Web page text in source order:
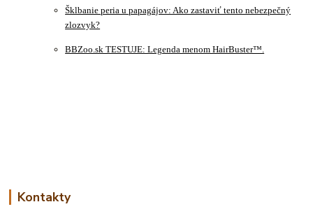
Šklbanie peria u papagájov: Ako zastaviť tento nebezpečný
zlozvyk?
BBZoo.sk TESTUJE: Legenda menom HairBuster™.
Kontakty